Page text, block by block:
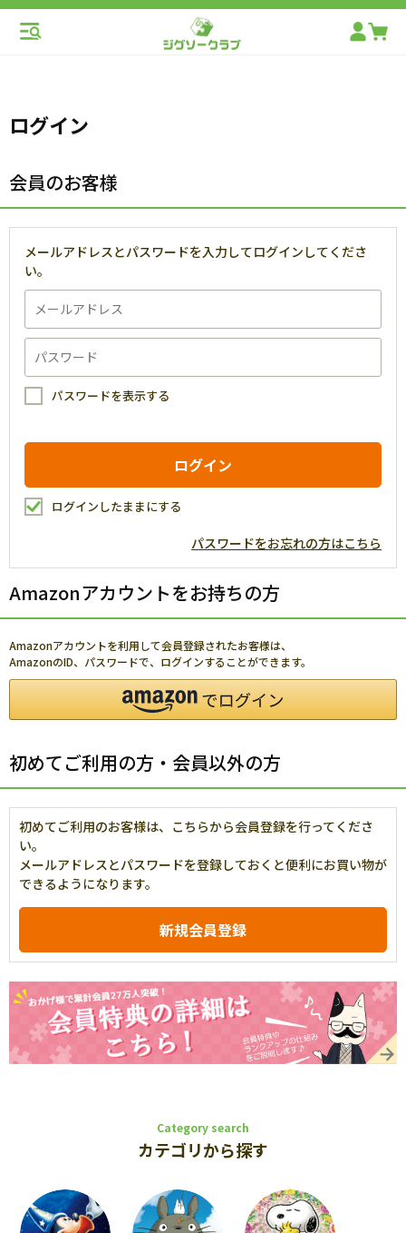
ログイン
会員のお客様
メールアドレスとパスワードを入力してログインしてくださ
い。
パスワードを表示する
ログインしたままにする
パスワードをお忘れの方はこちら
Amazonアカウントをお持ちの方
Amazonアカウントを利用して会員登録されたお客様は、
AmazonのID、パスワードで、ログインすることができます。
初めてご利用の方・会員以外の方
初めてご利用のお客様は、こちらから会員登録を行ってくださ
い。
メールアドレスとパスワードを登録しておくと便利にお買い物が
できるようになります。
Category search
カテゴリから探す